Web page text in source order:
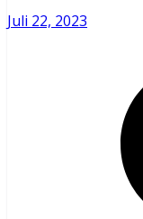
Juli 22, 2023